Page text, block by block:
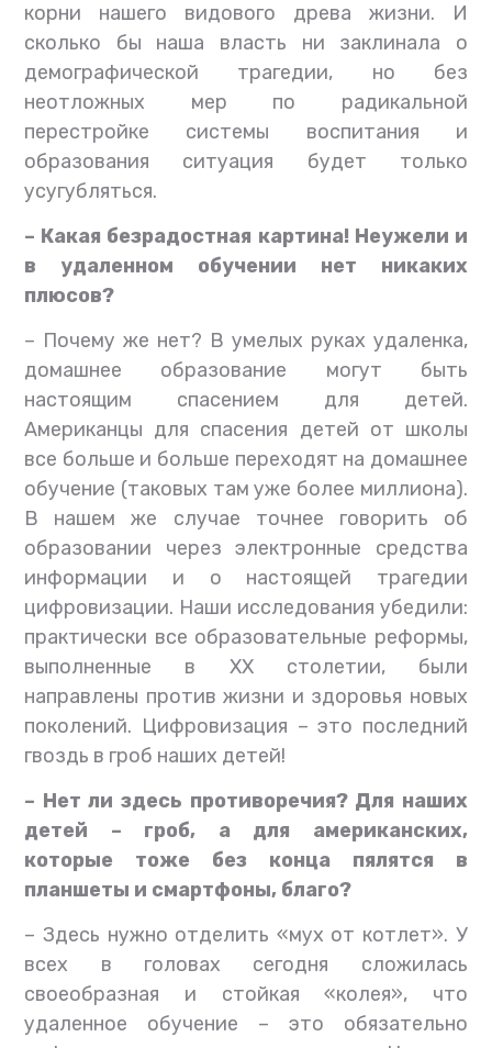
корни нашего видового древа жизни. И
сколько бы наша власть ни заклинала о
демографической трагедии, но без
неотложных мер по радикальной
перестройке системы воспитания и
образования ситуация будет только
усугубляться.
– Какая безрадостная картина! Неужели и
в удаленном обучении нет никаких
плюсов?
– Почему же нет? В умелых руках удаленка,
домашнее образование могут быть
настоящим спасением для детей.
Американцы для спасения детей от школы
все больше и больше переходят на домашнее
обучение (таковых там уже более миллиона).
В нашем же случае точнее говорить об
образовании через электронные средства
информации и о настоящей трагедии
цифровизации. Наши исследования убедили:
практически все образовательные реформы,
выполненные в ХХ столетии, были
направлены против жизни и здоровья новых
поколений. Цифровизация – это последний
гвоздь в гроб наших детей!
– Нет ли здесь противоречия? Для наших
детей – гроб, а для американских,
которые тоже без конца пялятся в
планшеты и смартфоны, благо?
– Здесь нужно отделить «мух от котлет». У
всех в головах сегодня сложилась
своеобразная и стойкая «колея», что
удаленное обучение – это обязательно